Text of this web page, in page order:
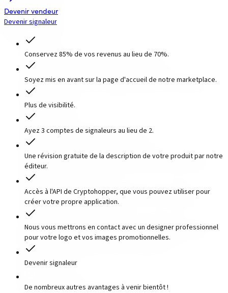
Devenir vendeur
Devenir signaleur
Conservez 85% de vos revenus au lieu de 70%.
Soyez mis en avant sur la page d'accueil de notre marketplace.
Plus de visibilité.
Ayez 3 comptes de signaleurs au lieu de 2.
Une révision gratuite de la description de votre produit par notre
éditeur.
Accès à l'API de Cryptohopper, que vous pouvez utiliser pour
créer votre propre application.
Nous vous mettrons en contact avec un designer professionnel
pour votre logo et vos images promotionnelles.
Devenir signaleur
De nombreux autres avantages à venir bientôt !